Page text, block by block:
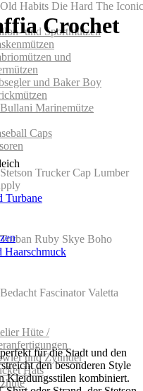
und Sportmützen
und
und Baker Boy
Caps
Turbane
Haarschmuck
Hüte /
und Zylinder
Hats
Crochet
für die Stadt und den
den besonderen Style
Kleidungsstilen kombiniert.